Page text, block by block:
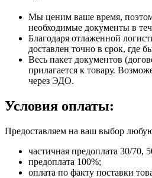
Мы ценим ваше время,
необходимые документы в
Благодаря отлаженной
доставлен точно в срок, где
Весь пакет документов
прилагается к товару.
через ЭДО.
Условия оплаты:
Предоставляем на ваш выбор
частичная предоплата 30/70,
предоплата 100%;
оплата по факту поставки